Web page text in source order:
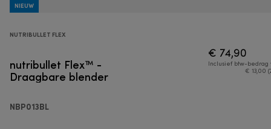
NIEUW
NUTRIBULLET FLEX
nutribullet Flex™ -
Draagbare blender
NBP013BL
€ 74,90
Inclusief btw-bedrag
€ 13,00